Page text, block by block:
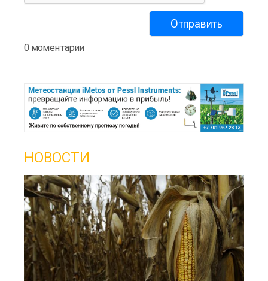
0 моментарии
НОВОСТИ